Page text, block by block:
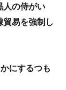
人の侍がい
易を強制し
にするつも